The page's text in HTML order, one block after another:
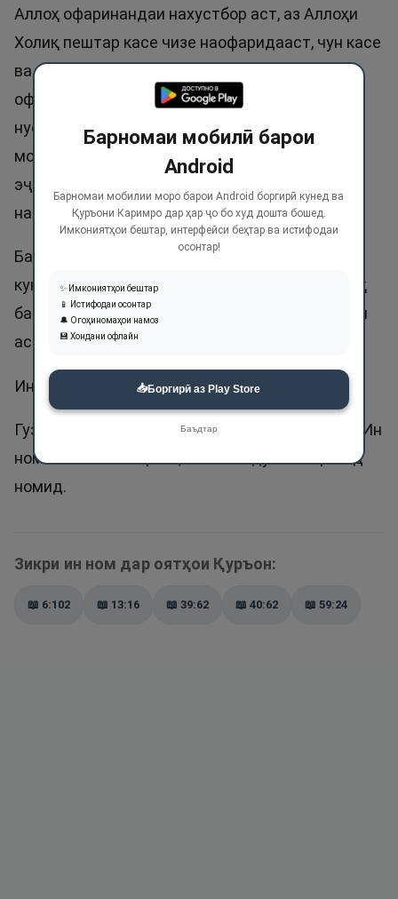
Аллоҳ офаринандаи нахустбор аст, аз Аллоҳи
Холиқ пештар касе чизе наофаридааст, чун касе
ва чизе набуд. Аллоҳ бемисоли собиқ ҳамаро
офарид, яъне ягон халқашро аз каси дигар
нусхабардорӣ накардааст ё дар сохтан ба он
монанду тақлид накардааст. Холиқ
эҷодкунандаи чизи нав аст, ки аз дигарон
намуна ва сармашқ нагирифта аст.
Ба ҳар махлуқ бо тааммулу тафаккур нигоҳ
кунед, бузургии Холиқи онро дарк мекунед, хоҳ
ба осмон назар кунед, хоҳ ба об, хоҳ ба занбӯри
асал, хоҳ ба сохти инсон ва ғайра.
Ин ном дар Қуръон 8 маротиба зикр шудааст.
Гузоштани номи Холиқ ба фарзанд ҷоиз нест. Ин
номи хосси Аллоҳ аст, балки Абдулхолиқ бояд
номид.
Зикри ин ном дар оятҳои Қуръон:
📖 6:102 📖 13:16 📖 39:62 📖 40:62 📖 59:24
Барномаи мобилӣ барои
Android
Барномаи мобилии моро барои Android боргирӣ кунед ва
Қуръони Каримро дар ҳар ҷо бо худ дошта бошед.
Имкониятҳои бештар, интерфейси беҳтар ва истифодаи
осонтар!
✨ Имкониятҳои бештар
📱 Истифодаи осонтар
🔔 Огоҳиномаҳои намоз
💾 Хондани офлайн
📥Боргирӣ аз Play Store
Баъдтар